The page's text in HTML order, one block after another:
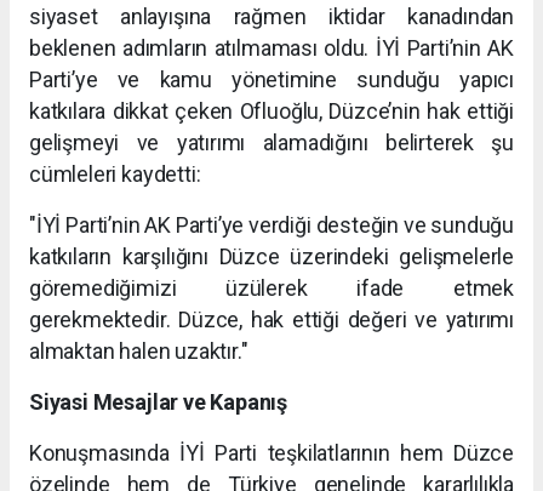
siyaset anlayışına rağmen iktidar kanadından
beklenen adımların atılmaması oldu. İYİ Parti’nin AK
Parti’ye ve kamu yönetimine sunduğu yapıcı
katkılara dikkat çeken Ofluoğlu, Düzce’nin hak ettiği
gelişmeyi ve yatırımı alamadığını belirterek şu
cümleleri kaydetti:
"İYİ Parti’nin AK Parti’ye verdiği desteğin ve sunduğu
katkıların karşılığını Düzce üzerindeki gelişmelerle
göremediğimizi üzülerek ifade etmek
gerekmektedir. Düzce, hak ettiği değeri ve yatırımı
almaktan halen uzaktır."
Siyasi Mesajlar ve Kapanış
Konuşmasında İYİ Parti teşkilatlarının hem Düzce
özelinde hem de Türkiye genelinde kararlılıkla